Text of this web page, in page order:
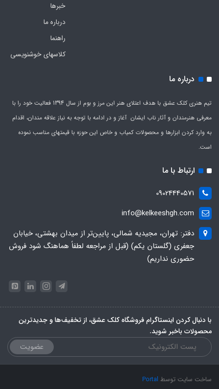
خبرها
درباره ما
راهنما
کلاسهای خوشنویسی
درباره ما
تیم هنری کلک عشق با هدف اعتلای هنر این مرز و بوم از سال 1394 فعالیت خود را با
معرفی هنرمندان و آثار ناب ایشان آغاز و در ادامه با توجه به نیاز علاقه مندان، اقدام
به وارد کردن ابزارها و محصولات کمیاب و خاص این حوزه با قیمتهای مناسب نموده
است.
ارتباط با ما
09024440571
info@kelkeeshgh.com
دفتر: تهران، مجیدیه شمالی، پایین‌تر از میدان بهشتی، خیابان
جعفری (گلستان یکم) (قبل از مراجعه لطفاً هماهنگ شود فروش
حضوری نداریم)
با دنبال کردن اینستاگرام فروشگاه کلک عشق، از تخفیف‌ها و جدیدترین‌
محصولات باخبر شوید.
عضویت
ساخت سایت توسط Portal